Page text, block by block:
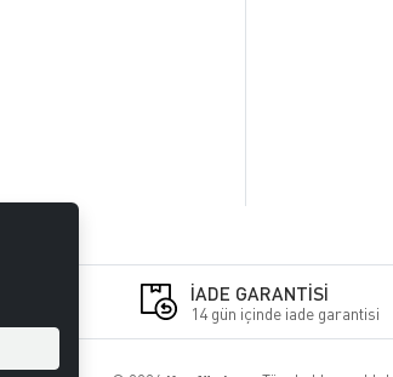
İADE GARANTİSİ
14 gün içinde iade garantisi